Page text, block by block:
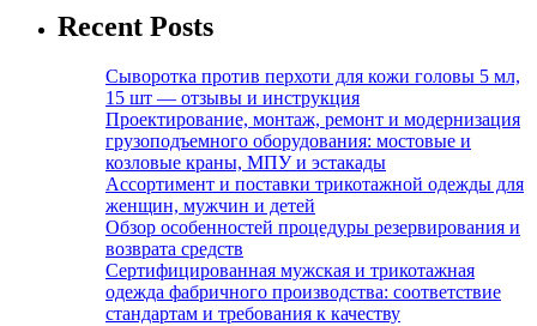
Recent Posts
Сыворотка против перхоти для кожи головы 5 мл,
15 шт — отзывы и инструкция
Проектирование, монтаж, ремонт и модернизация
грузоподъемного оборудования: мостовые и
козловые краны, МПУ и эстакады
Ассортимент и поставки трикотажной одежды для
женщин, мужчин и детей
Обзор особенностей процедуры резервирования и
возврата средств
Сертифицированная мужская и трикотажная
одежда фабричного производства: соответствие
стандартам и требования к качеству